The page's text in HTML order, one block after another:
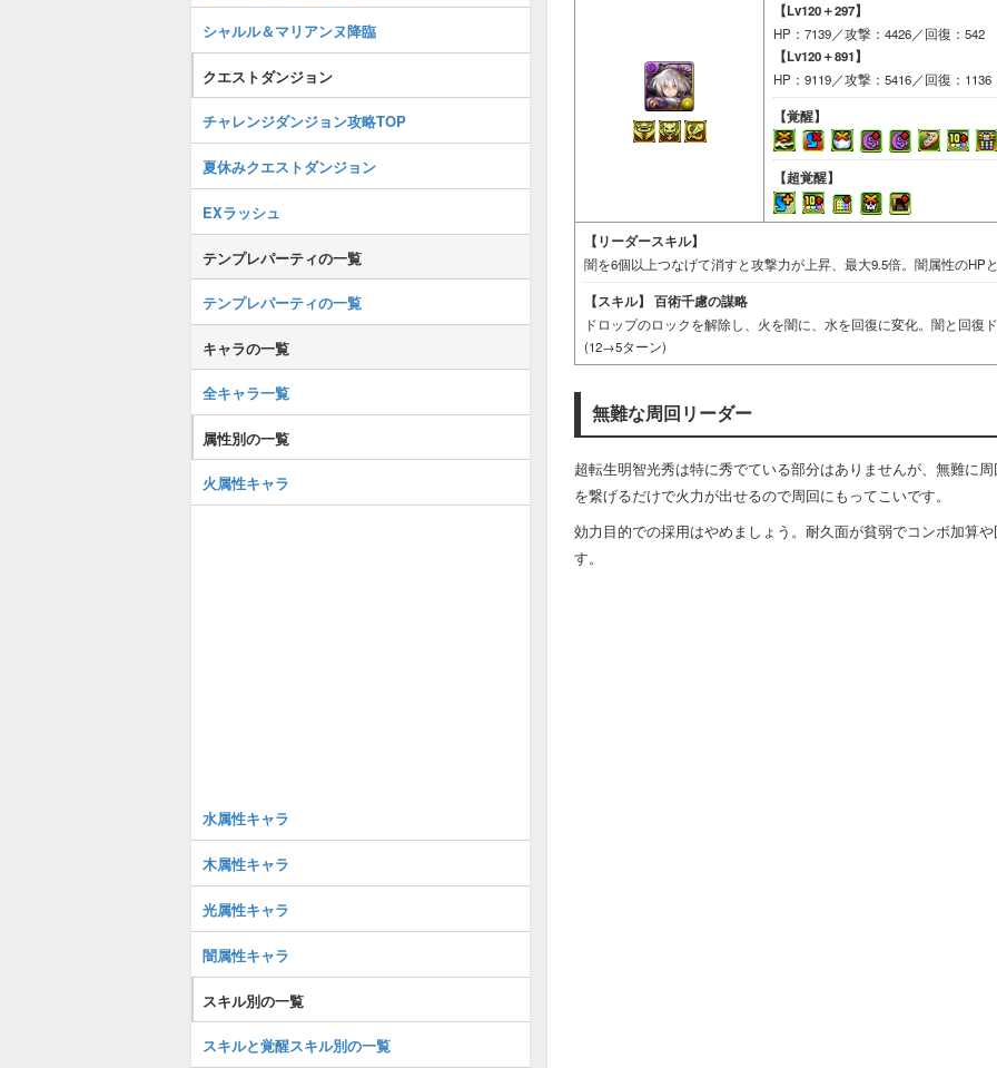
【Lv120＋297】
HP：7139／攻撃：4426／回復：542
【Lv120＋891】
HP：9119／攻撃：5416／回復：1136
【覚醒】
【超覚醒】
【リーダースキル】
闇を6個以上つなげて消すと攻撃力が上昇、最大9.5倍。闇属性のHP
【スキル】 百術千慮の謀略
ドロップのロックを解除し、火を闇に、水を回復に変化。闇と回復
(12→5ターン)
無難な周回リーダー
超転生明智光秀は特に秀でている部分はありませんが、無難に
を繋げるだけで火力が出せるので周回にもってこいです。
効力目的での採用はやめましょう。耐久面が貧弱でコンボ加算
す。
シャルル＆マリアンヌ降臨
クエストダンジョン
チャレンジダンジョン攻略TOP
夏休みクエストダンジョン
EXラッシュ
テンプレパーティの一覧
テンプレパーティの一覧
キャラの一覧
全キャラ一覧
属性別の一覧
火属性キャラ
水属性キャラ
木属性キャラ
光属性キャラ
闇属性キャラ
スキル別の一覧
スキルと覚醒スキル別の一覧